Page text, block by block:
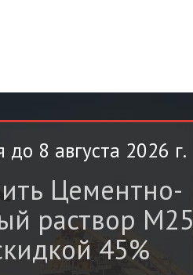
до 8 августа 2026 г.
Цементно-
раствор М25
45%